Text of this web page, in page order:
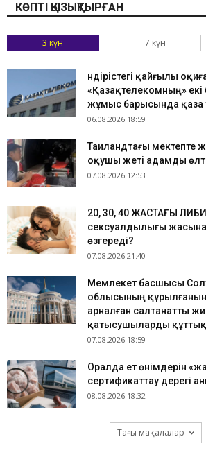
КӨПТІ ҚЫЗЫҚТЫРҒАН
3 күн 7 күн
Өндірістегі қайғылы
«Қазақтелекомның» екі
жұмыс барысында қаза
06.08.2026 18:59
Таиландтағы мектепте
оқушы жеті адамды
07.08.2026 12:53
​20, 30, 40 ЖАСТАҒЫ
сексуалдылығы
өзгереді?
07.08.2026 21:40
Мемлекет басшысы
облысының
арналған салтанатты
қатысушыларды
07.08.2026 18:59
Оралда ет өнімдерін
сертификаттау дерегі
08.08.2026 18:32
Тағы мақалалар